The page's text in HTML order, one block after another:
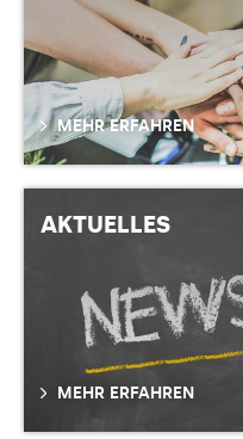
MEHR ERFAHREN
AKTUELLES
MEHR ERFAHREN